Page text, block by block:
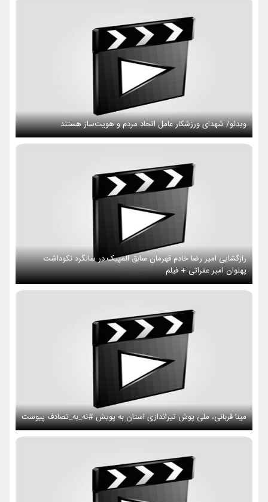
ویدئو/ شهدای ورزشکار عامل اتحاد مردم و هویت‌ساز هستند
رازگشایی امیر رضا خادم قهرمان سابق المپیک در سالگرد نکوداشت
پهلوان امیر عفراتی + فیلم
مینا قربانی، ملی پوش تیراندازی استان به پویش #نه_به_تصادف پیوست